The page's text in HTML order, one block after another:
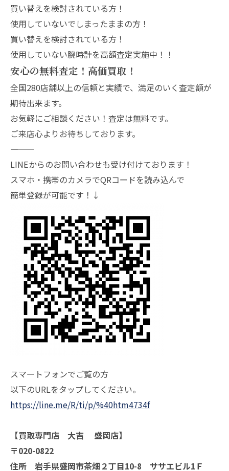
買い替えを検討されている方！
使用していないでしまったままの方！
買い替えを検討されている方！
使用していない腕時計を高額査定実施中！！
安心の無料査定！高価買取！
全国280店舗以上の信頼と実績で、満足のいく査定額が
期待出来ます。
お気軽にご相談ください！査定は無料です。
ご来店心よりお待ちしております。
―――――――
LINEからのお問い合わせも受け付けております！
スマホ・携帯のカメラでQRコードを読み込んで
簡単登録が可能です！↓
スマートフォンでご覧の方
以下のURLをタップしてください。
https://line.me/R/ti/p/%40htm4734f
【買取専門店 大吉 盛岡店】
〒020-0822
住所 岩手県盛岡市茶畑２丁目10-8 ササエビル1Ｆ